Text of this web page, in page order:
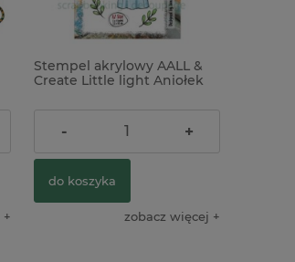
Stempel akrylowy AALL &
Create Little light Aniołek
38,00 zł
- +
do koszyka
zobacz więcej